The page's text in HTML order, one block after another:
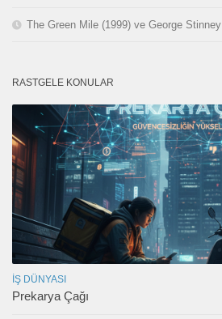
The Green Mile (1999) ve George Stinney
RASTGELE KONULAR
İŞ DÜNYASI
Prekarya Çağı